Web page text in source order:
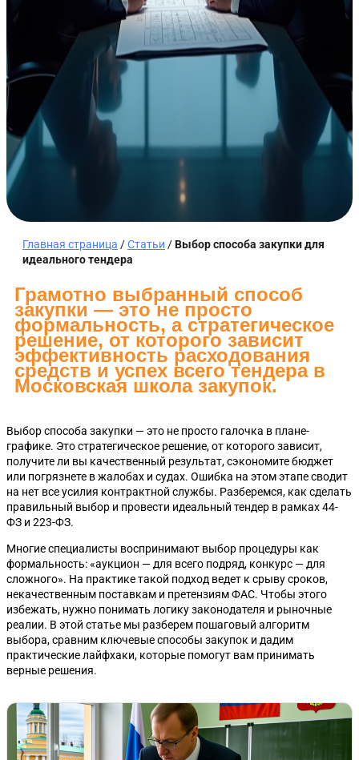
Главная страница /Статьи /Выбор способа закупки для
идеального тендера
Грамотно выбранный способ
закупки — это не просто
формальность, а стратегическое
решение, от которого зависит
эффективность расходования
средств и успех всего тендера в
Московская школа закупок.
Выбор способа закупки — это не просто галочка в плане-
графике. Это стратегическое решение, от которого зависит,
получите ли вы качественный результат, сэкономите бюджет
или погрязнете в жалобах и судах. Ошибка на этом этапе сводит
на нет все усилия контрактной службы. Разберемся, как сделать
правильный выбор и провести идеальный тендер в рамках 44-
ФЗ и 223-ФЗ.
Многие специалисты воспринимают выбор процедуры как
формальность: «аукцион — для всего подряд, конкурс — для
сложного». На практике такой подход ведет к срыву сроков,
некачественным поставкам и претензиям ФАС. Чтобы этого
избежать, нужно понимать логику законодателя и рыночные
реалии. В этой статье мы разберем пошаговый алгоритм
выбора, сравним ключевые способы закупок и дадим
практические лайфхаки, которые помогут вам принимать
верные решения.